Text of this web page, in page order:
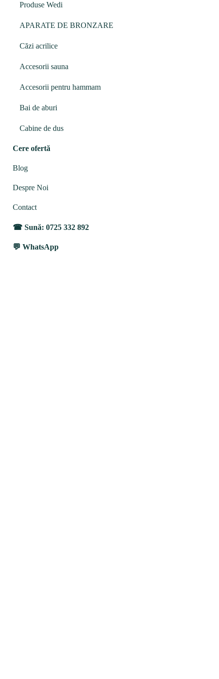
Produse Wedi
APARATE DE BRONZARE
Căzi acrilice
Accesorii sauna
Accesorii pentru hammam
Bai de aburi
Cabine de dus
Cere ofertă
Blog
Despre Noi
Contact
Sună: 0725 332 892
WhatsApp